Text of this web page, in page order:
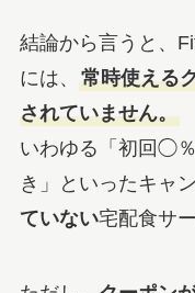
結論から言うと、
には、 常時使える
されていません。
いわゆる「初回◯
き」といったキャ
ていない宅配食サ